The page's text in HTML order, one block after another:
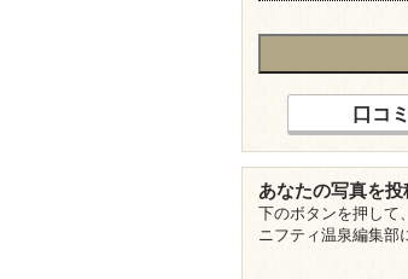
口コ
あなたの写真を
下のボタンを押して
ニフティ温泉編集部